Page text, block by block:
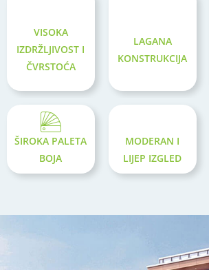
VISOKA
IZDRŽLJIVOST I
ČVRSTOĆA
LAGANA
KONSTRUKCIJA
ŠIROKA PALETA
BOJA
MODERAN I
LIJEP IZGLED